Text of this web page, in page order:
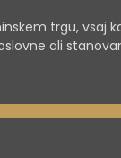
trgu, vsaj
ali
ter posamezna
za nakup.